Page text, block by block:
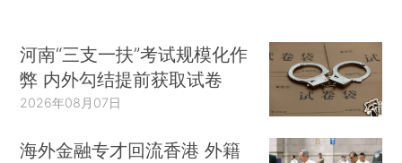
河南“三支一扶”考试规模化作
弊 内外勾结提前获取试卷
2026年08月07日
海外金融专才回流香港 外籍